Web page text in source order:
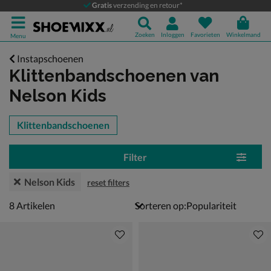
Gratisverzending en retour*
Menu Zoeken Inloggen Favorieten Winkelmand
Instapschoenen
Klittenbandschoenen van
Nelson Kids
over
Klittenbandschoenen
Filter
Nelson Kids reset filters
8 artikelen
8Artikelen Sorteren op: